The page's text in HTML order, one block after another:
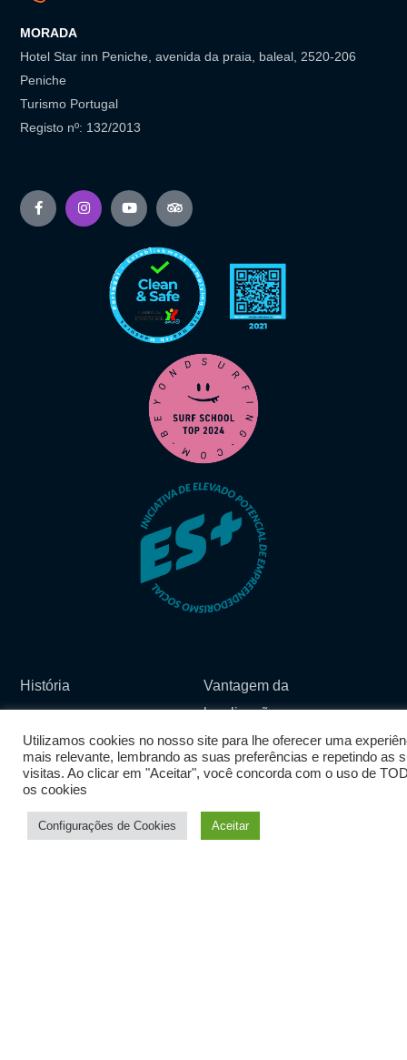
MORADA
Hotel Star inn Peniche, avenida da praia, baleal, 2520-206
Peniche
Turismo Portugal
Registo nº: 132/2013
História
ensino
Localização de referência
Escola de Surf
Vantagem da
localização
Equipamentos
de Surf
Shop ( Brevemente )
Utilizamos cookies no nosso site para lhe oferecer uma
mais relevante, lembrando as suas preferências e repetindo as
visitas. Ao clicar em "Aceitar", você concorda com o uso de
os cookies
Configurações de Cookies Aceitar